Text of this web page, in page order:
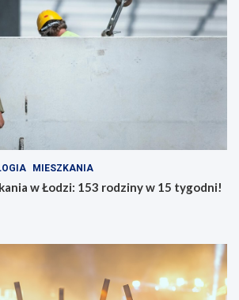
MIESZKANIA
w Łodzi: 153 rodziny w 15 tygodni!